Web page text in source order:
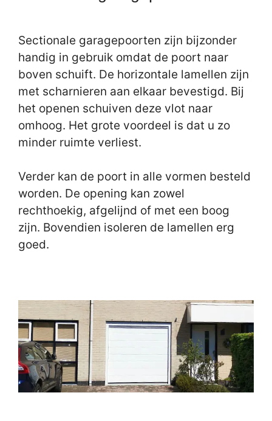
Sectionale garagepoorten zijn bijzonder
handig in gebruik omdat de poort naar
boven schuift. De horizontale lamellen zijn
met scharnieren aan elkaar bevestigd. Bij
het openen schuiven deze vlot naar
omhoog. Het grote voordeel is dat u zo
minder ruimte verliest.
Verder kan de poort in alle vormen besteld
worden. De opening kan zowel
rechthoekig, afgelijnd of met een boog
zijn. Bovendien isoleren de lamellen erg
goed.